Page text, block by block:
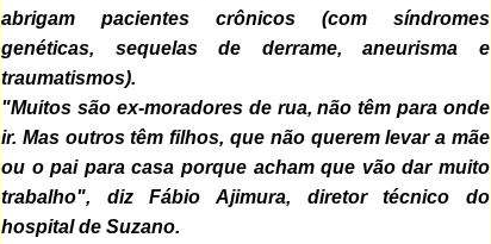
abrigam pacientes crônicos (com síndromes
genéticas, sequelas de derrame, aneurisma e
traumatismos).
"Muitos são ex-moradores de rua, não têm para onde
ir. Mas outros têm filhos, que não querem levar a mãe
ou o pai para casa porque acham que vão dar muito
trabalho", diz Fábio Ajimura, diretor técnico do
hospital de Suzano.